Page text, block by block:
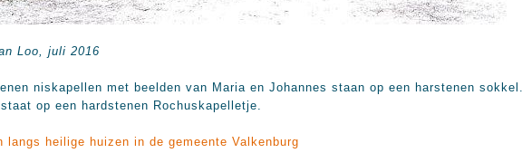
Loo, juli 2016
niskapellen met beelden van Maria en Johannes staan op een harstenen
op een hardstenen Rochuskapelletje.
langs heilige huizen in de gemeente Valkenburg